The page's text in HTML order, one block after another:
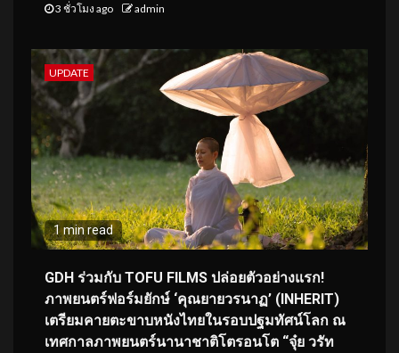
3 ชั่วโมง ago admin
UPDATE
1 min read
GDH ร่วมกับ TOFU FILMS ปล่อยตัวอย่างแรก!
ภาพยนตร์ฟอร์มยักษ์ ‘คุณยายวรนาฏ’ (INHERIT)
เตรียมคายตะขาบหนังไทยในรอบปฐมทัศน์โลก ณ
เทศกาลภาพยนตร์นานาชาติโตรอนโต “จุ๋ย วรัท